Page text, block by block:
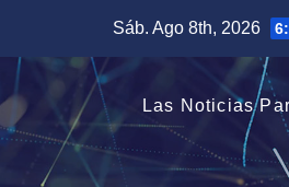
contenido
Sáb. Ago 8th, 2026
Las Noticias